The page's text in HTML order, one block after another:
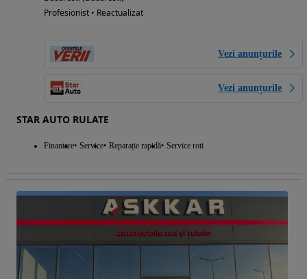
Profesionist • Reactualizat
Vezi anunțurile
Vezi anunțurile
STAR AUTO RULATE
Finantare Service Reparație rapidă Service roti